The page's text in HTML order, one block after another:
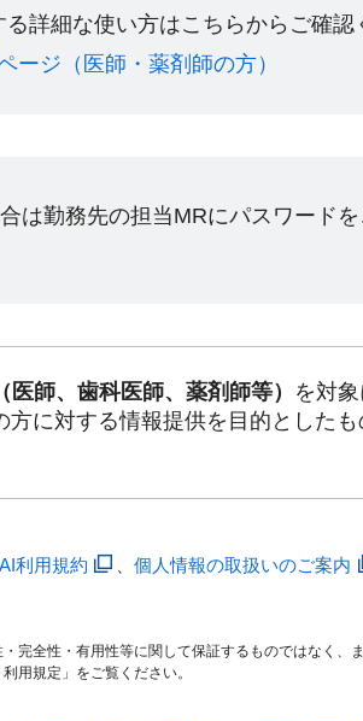
詳細な使い方はこちらからご確認
ージ（医師・薬剤師の方）​
は勤務先の担当MRにパスワードを
師、歯科医師、薬剤師等）
を対
に対する情報提供を目的としたも
利用規約 、個人情報の取扱いのご案内
全性・有用性等に関して保証するものではなく
用規定」をご覧ください。